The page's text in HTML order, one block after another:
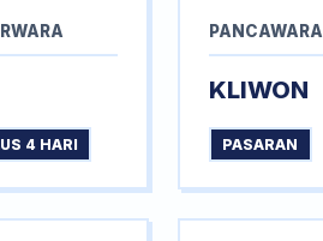
4 HARI
PANCAWARA
KLIWON
PASARAN